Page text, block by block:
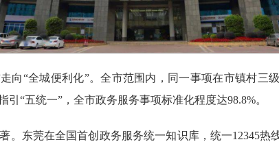
“全城便利化”。全市范围内，同一事项在市镇村三
“五统一”，全市政务服务事项标准化程度达98.8%。
东莞在全国首创政务服务统一知识库，统一12345热